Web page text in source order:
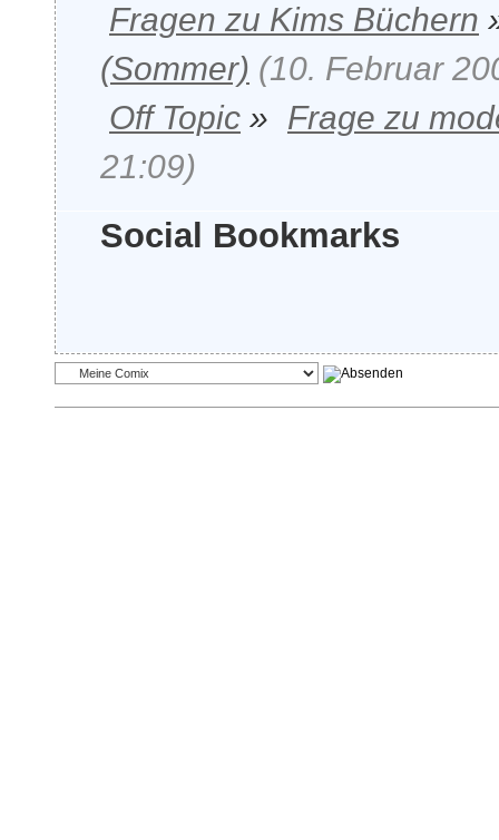
Fragen zu Kims Büchern
(Sommer) (10. Februar
Off Topic » Frage zu
21:09)
Social Bookmarks